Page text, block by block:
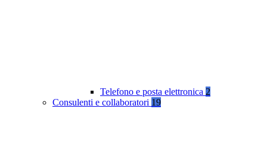
Telefono e posta elettronica 2
Consulenti e collaboratori 19